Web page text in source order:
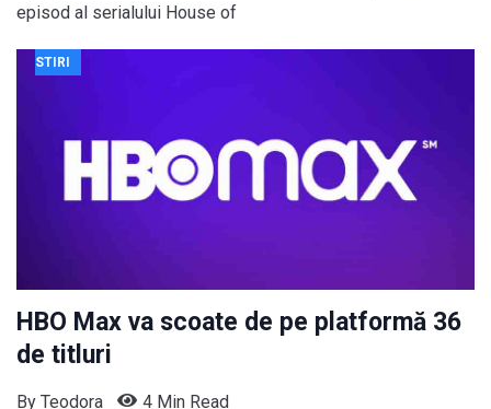
episod al serialului House of
STIRI
HBO Max va scoate de pe platformă 36
de titluri
By Teodora 4 Min Read